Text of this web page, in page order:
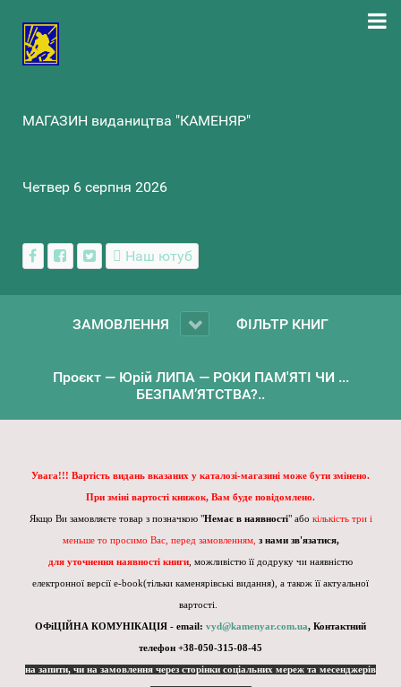
МАГАЗИН видаництва "КАМЕНЯР"
Четвер 6 серпня 2026
Наш ютуб
ЗАМОВЛЕННЯ ФІЛЬТР КНИГ
Проєкт — Юрій ЛИПА — РОКИ ПАМ'ЯТІ ЧИ ...
БЕЗПАМ’ЯТСТВА?..
Увага!!! Вартість видань вказаних у каталозі-магазині може бути змінено.
При зміні вартості книжок, Вам буде повідомлено.
Якщо Ви замовляєте товар з позначкою "Немає в наявності" або кількість три і
меньше то просимо Вас, перед замовленням, з нами зв'язатися,
для уточнення наявності книги , можливістю її додруку чи наявністю
електронної версії e-book(тільки каменярівські видання), а також її актуальної
вартості.
ОФіЦІЙНА КОМУНІКАЦІЯ - email: vyd@kamenyar.com.ua, Контактний
телефон +38-050-315-08-45
на запити, чи на замовлення через сторінки соціальних мереж та месенджерів